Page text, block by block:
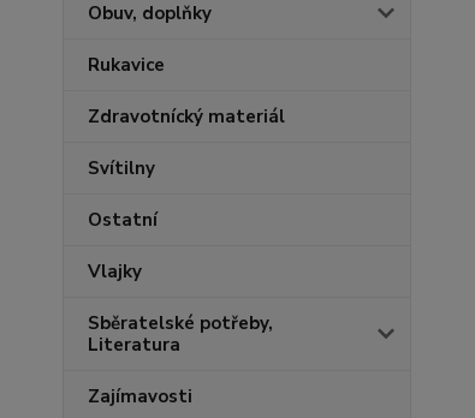
Obuv, doplňky
Rukavice
Zdravotnícký materiál
Svítilny
Ostatní
Vlajky
Sběratelské potřeby,
Literatura
Zajímavosti